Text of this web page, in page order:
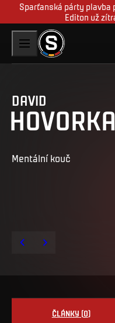
Sparťanská párty plavba
Editon už
DAVID
HOVORKA
Mentální kouč
ČLÁNKY (0)